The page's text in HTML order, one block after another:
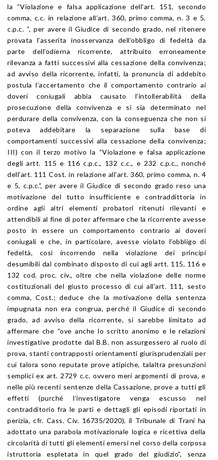
la “Violazione e falsa applicazione dell’art. 151, secondo
comma, c.c. in relazione all’art. 360, primo comma, n. 3 e 5,
c.p.c. “, per avere il Giudice di secondo grado, nel ritenere
provata l’asserita inosservanza dell’obbligo di fedeltà da
parte dell’odierna ricorrente, attribuito erroneamente
rilevanza a fatti successivi alla cessazione della convivenza;
ad avviso della ricorrente, infatti, la pronuncia di addebito
postula l’accertamento che il comportamento contrario ai
doveri coniugali abbia causato l’intollerabilità della
prosecuzione della convivenza e si sia determinato nel
perdurare della convivenza, con la conseguenza che non si
poteva addebitare la separazione sulla base di
comportamenti successivi alla cessazione della convivenza;
III) con il terzo motivo la “Violazione e falsa applicazione
degli artt. 115 e 116 c.p.c., 132 c.c., e 232 c.p.c., nonché
dell’art. 111 Cost. in relazione all’art. 360, primo comma, n. 4
e 5, c.p.c.”, per avere il Giudice di secondo grado reso una
motivazione del tutto insufficiente e contraddittoria in
ordine agli altri elementi probatori ritenuti rilevanti e
attendibili al fine di poter affermare che la ricorrente avesse
posto in essere un comportamento contrario ai doveri
coniugali e che, in particolare, avesse violato l’obbligo di
fedeltà, così incorrendo nella violazione dei principi
desumibili dal combinato disposto di cui agli artt. 115, 116 e
132 cod. proc. civ., oltre che nella violazione delle norme
costituzionali del giusto processo di cui all’art. 111, sesto
comma, Cost.; deduce che la motivazione della sentenza
impugnata non era congrua, perché il Giudice di secondo
grado, ad avviso della ricorrente, si sarebbe limitato ad
affermare che “ove anche lo scritto anonimo e le relazioni
investigative prodotte dal B.B. non assurgessero al ruolo di
prova, stanti contrapposti orientamenti giurisprudenziali per
cui talora sono reputate prove atipiche, talaltra presunzioni
semplici ex art. 2729 c.c. ovvero meri argomenti di prova, e
nelle più recenti sentenze della Cassazione, prove a tutti gli
effetti (purché l’investigatore venga escusso nel
contradditorio fra le parti e dettagli gli episodi riportati in
perizia, cfr. Cass. Civ. 16735/2020), il Tribunale di Trani ha
adottato una parabola motivazionale logica e ricettiva della
circolarità di tutti gli elementi emersi nel corso della corposa
istruttoria espletata in quel grado del giudizio”, senza